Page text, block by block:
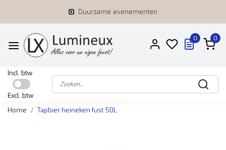
Duurzame evenementen
0 0
Incl. btw
Excl. btw
Home
Tapbier heineken fust 50L